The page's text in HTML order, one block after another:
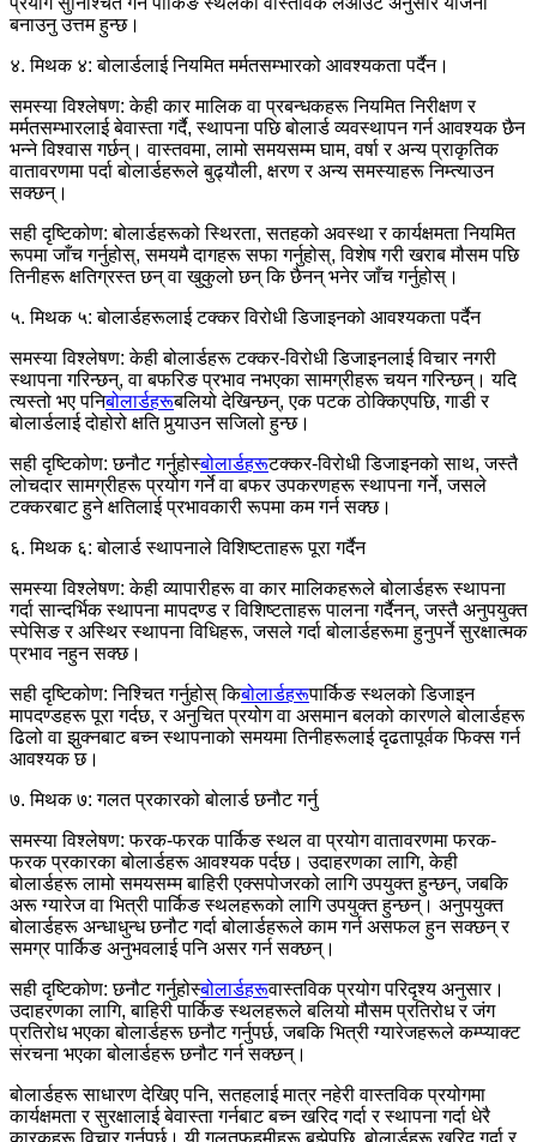
बनाउनु उत्तम हुन्छ।
४. मिथक ४: बोलार्डलाई नियमित मर्मतसम्भारको आवश्यकता पर्दैन।
समस्या विश्लेषण: केही कार मालिक वा प्रबन्धकहरू नियमित निरीक्षण र
मर्मतसम्भारलाई बेवास्ता गर्दै, स्थापना पछि बोलार्ड व्यवस्थापन गर्न आवश्यक छैन
भन्ने विश्वास गर्छन्। वास्तवमा, लामो समयसम्म घाम, वर्षा र अन्य प्राकृतिक
वातावरणमा पर्दा बोलार्डहरूले बुढ्यौली, क्षरण र अन्य समस्याहरू निम्त्याउन
सक्छन्।
सही दृष्टिकोण: बोलार्डहरूको स्थिरता, सतहको अवस्था र कार्यक्षमता नियमित
रूपमा जाँच गर्नुहोस्, समयमै दागहरू सफा गर्नुहोस्, विशेष गरी खराब मौसम पछि
तिनीहरू क्षतिग्रस्त छन् वा खुकुलो छन् कि छैनन् भनेर जाँच गर्नुहोस्।
५. मिथक ५: बोलार्डहरूलाई टक्कर विरोधी डिजाइनको आवश्यकता पर्दैन
समस्या विश्लेषण: केही बोलार्डहरू टक्कर-विरोधी डिजाइनलाई विचार नगरी
स्थापना गरिन्छन्, वा बफरिङ प्रभाव नभएका सामग्रीहरू चयन गरिन्छन्। यदि
त्यस्तो भए पनिबोलार्डहरूबलियो देखिन्छन्, एक पटक ठोक्किएपछि, गाडी र
बोलार्डलाई दोहोरो क्षति पुर्‍याउन सजिलो हुन्छ।
सही दृष्टिकोण: छनौट गर्नुहोस्बोलार्डहरूटक्कर-विरोधी डिजाइनको साथ, जस्तै
लोचदार सामग्रीहरू प्रयोग गर्ने वा बफर उपकरणहरू स्थापना गर्ने, जसले
टक्करबाट हुने क्षतिलाई प्रभावकारी रूपमा कम गर्न सक्छ।
६. मिथक ६: बोलार्ड स्थापनाले विशिष्टताहरू पूरा गर्दैन
समस्या विश्लेषण: केही व्यापारीहरू वा कार मालिकहरूले बोलार्डहरू स्थापना
गर्दा सान्दर्भिक स्थापना मापदण्ड र विशिष्टताहरू पालना गर्दैनन्, जस्तै अनुपयुक्त
स्पेसिङ र अस्थिर स्थापना विधिहरू, जसले गर्दा बोलार्डहरूमा हुनुपर्ने सुरक्षात्मक
प्रभाव नहुन सक्छ।
सही दृष्टिकोण: निश्चित गर्नुहोस् किबोलार्डहरूपार्किङ स्थलको डिजाइन
मापदण्डहरू पूरा गर्दछ, र अनुचित प्रयोग वा असमान बलको कारणले बोलार्डहरू
ढिलो वा झुक्नबाट बच्न स्थापनाको समयमा तिनीहरूलाई दृढतापूर्वक फिक्स गर्न
आवश्यक छ।
७. मिथक ७: गलत प्रकारको बोलार्ड छनौट गर्नु
समस्या विश्लेषण: फरक-फरक पार्किङ स्थल वा प्रयोग वातावरणमा फरक-
फरक प्रकारका बोलार्डहरू आवश्यक पर्दछ। उदाहरणका लागि, केही
बोलार्डहरू लामो समयसम्म बाहिरी एक्सपोजरको लागि उपयुक्त हुन्छन्, जबकि
अरू ग्यारेज वा भित्री पार्किङ स्थलहरूको लागि उपयुक्त हुन्छन्। अनुपयुक्त
बोलार्डहरू अन्धाधुन्ध छनौट गर्दा बोलार्डहरूले काम गर्न असफल हुन सक्छन् र
समग्र पार्किङ अनुभवलाई पनि असर गर्न सक्छन्।
सही दृष्टिकोण: छनौट गर्नुहोस्बोलार्डहरूवास्तविक प्रयोग परिदृश्य अनुसार।
उदाहरणका लागि, बाहिरी पार्किङ स्थलहरूले बलियो मौसम प्रतिरोध र जंग
प्रतिरोध भएका बोलार्डहरू छनौट गर्नुपर्छ, जबकि भित्री ग्यारेजहरूले कम्प्याक्ट
संरचना भएका बोलार्डहरू छनौट गर्न सक्छन्।
बोलार्डहरू साधारण देखिए पनि, सतहलाई मात्र नहेरी वास्तविक प्रयोगमा
कार्यक्षमता र सुरक्षालाई बेवास्ता गर्नबाट बच्न खरिद गर्दा र स्थापना गर्दा धेरै
कारकहरू विचार गर्नुपर्छ। यी गलतफहमीहरू बुझेपछि, बोलार्डहरू खरिद गर्दा र